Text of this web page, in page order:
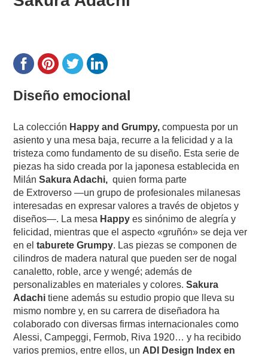
Diseño emocional
La colección Happy and Grumpy,compuesta por un
asiento y una mesa baja, recurre a la felicidad y a la
tristeza como fundamento de su diseño. Esta serie de
piezas ha sido creada por la japonesa establecida en
MilánSakura Adachi, quien forma parte
de Extroverso —un grupo de profesionales milanesas
interesadas en expresar valores a través de objetos y
diseños—. La mesa Happy es sinónimo de alegría y
felicidad, mientras que el aspecto «gruñón» se deja ver
en eltaburete Grumpy. Las piezas se componen de
cilindros de madera natural que pueden ser de nogal
canaletto, roble, arce y wengé; además de
personalizables en materiales y colores.Sakura
Adachi tiene además su estudio propio que lleva su
mismo nombre y, en su carrera de diseñadora ha
colaborado con diversas firmas internacionales como
Alessi, Campeggi, Fermob, Riva 1920… y ha recibido
varios premios, entre ellos, un ADI Design Index en